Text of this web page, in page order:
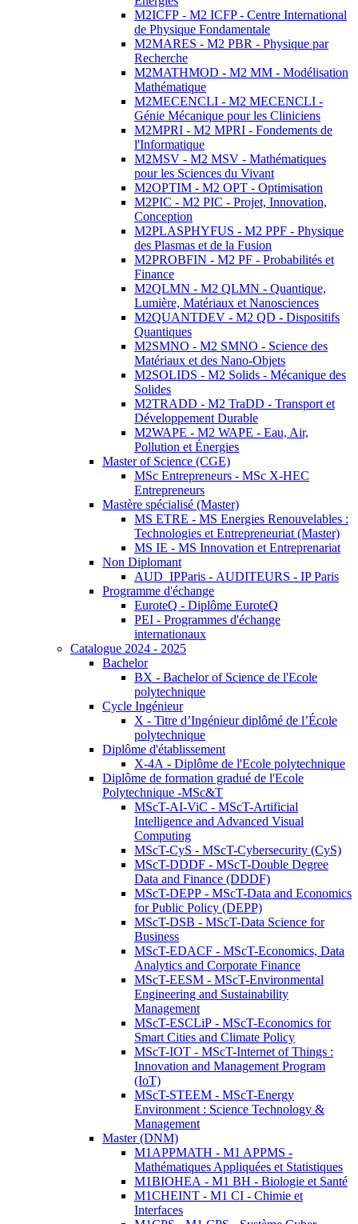
M2ICFP - M2 ICFP - Centre International
de Physique Fondamentale
M2MARES - M2 PBR - Physique par
Recherche
M2MATHMOD - M2 MM - Modélisation
Mathématique
M2MECENCLI - M2 MECENCLI -
Génie Mécanique pour les Cliniciens
M2MPRI - M2 MPRI - Fondements de
l'Informatique
M2MSV - M2 MSV - Mathématiques
pour les Sciences du Vivant
M2OPTIM - M2 OPT - Optimisation
M2PIC - M2 PIC - Projet, Innovation,
Conception
M2PLASPHYFUS - M2 PPF - Physique
des Plasmas et de la Fusion
M2PROBFIN - M2 PF - Probabilités et
Finance
M2QLMN - M2 QLMN - Quantique,
Lumière, Matériaux et Nanosciences
M2QUANTDEV - M2 QD - Dispositifs
Quantiques
M2SMNO - M2 SMNO - Science des
Matériaux et des Nano-Objets
M2SOLIDS - M2 Solids - Mécanique des
Solides
M2TRADD - M2 TraDD - Transport et
Développement Durable
M2WAPE - M2 WAPE - Eau, Air,
Pollution et Énergies
Master of Science (CGE)
MSc Entrepreneurs - MSc X-HEC
Entrepreneurs
Mastère spécialisé (Master)
MS ETRE - MS Energies Renouvelables :
Technologies et Entrepreneuriat (Master)
MS IE - MS Innovation et Entreprenariat
Non Diplomant
AUD_IPParis - AUDITEURS - IP Paris
Programme d'échange
EuroteQ - Diplôme EuroteQ
PEI - Programmes d'échange
internationaux
Catalogue 2024 - 2025
Bachelor
BX - Bachelor of Science de l'Ecole
polytechnique
Cycle Ingénieur
X - Titre d’Ingénieur diplômé de l’École
polytechnique
Diplôme d'établissement
X-4A - Diplôme de l'Ecole polytechnique
Diplôme de formation gradué de l'Ecole
Polytechnique -MSc&T
MScT-AI-ViC - MScT-Artificial
Intelligence and Advanced Visual
Computing
MScT-CyS - MScT-Cybersecurity (CyS)
MScT-DDDF - MScT-Double Degree
Data and Finance (DDDF)
MScT-DEPP - MScT-Data and Economics
for Public Policy (DEPP)
MScT-DSB - MScT-Data Science for
Business
MScT-EDACF - MScT-Economics, Data
Analytics and Corporate Finance
MScT-EESM - MScT-Environmental
Engineering and Sustainability
Management
MScT-ESCLiP - MScT-Economics for
Smart Cities and Climate Policy
MScT-IOT - MScT-Internet of Things :
Innovation and Management Program
(IoT)
MScT-STEEM - MScT-Energy
Environment : Science Technology &
Management
Master (DNM)
M1APPMATH - M1 APPMS -
Mathématiques Appliquées et Statistiques
M1BIOHEA - M1 BH - Biologie et Santé
M1CHEINT - M1 CI - Chimie et
Interfaces